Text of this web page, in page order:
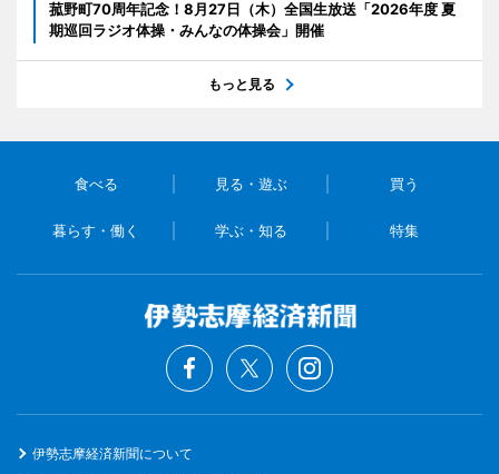
菰野町70周年記念！8月27日（木）全国生放送「2026年度 夏
期巡回ラジオ体操・みんなの体操会」開催
もっと見る
食べる 見る・遊ぶ 買う
暮らす・働く 学ぶ・知る 特集
伊勢志摩経済新聞について